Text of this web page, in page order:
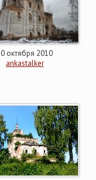
октября 2010
ankastalker